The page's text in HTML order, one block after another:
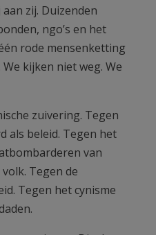
zij. Duizenden
ngo’s en het
rode mensenketting
kijken niet weg. We
zuivering. Tegen
als beleid. Tegen het
van
Tegen de
Tegen het cynisme